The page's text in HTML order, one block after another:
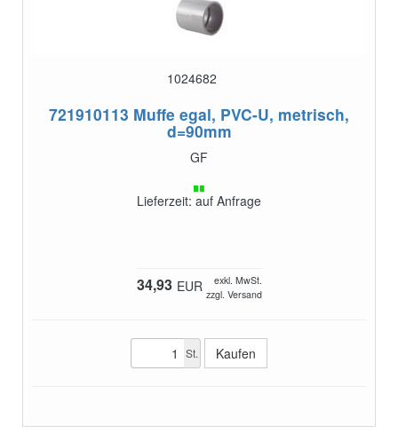
1024682
721910113 Muffe egal, PVC-U, metrisch,
d=90mm
GF
Lieferzeit: auf Anfrage
34,93 EUR
exkl. MwSt.
zzgl. Versand
St.